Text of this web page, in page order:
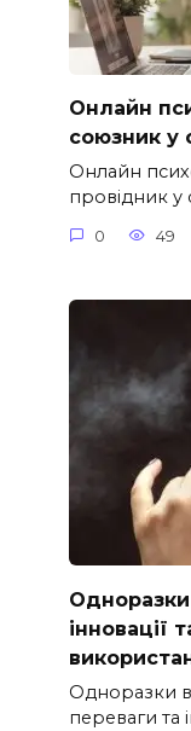
Онлайн
союзник у
Онлайн
провідник у
0 49
Одноразки
інновації
Одноразки в
переваги та